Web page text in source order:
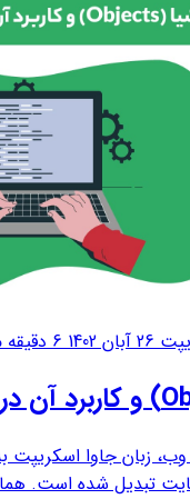
26 آبان 1402 6 دقیقه مطالعه
زبان جاوا اسکریپت
تبدیل شده است.